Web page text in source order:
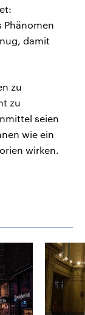
Phänomen
damit
zu
zu
seien
wie ein
wirken.